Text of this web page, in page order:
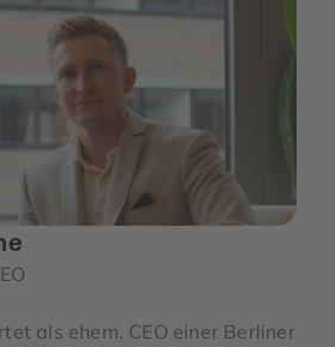
als ehem. CEO einer Berliner